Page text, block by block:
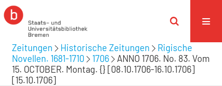
Zeitungen Historische Zeitungen
Rigische
Novellen. 1681-1710
1706
ANNO 1706. No. 83. Vom
15. OCTOBER. Montag. {} [08.10.1706-16.10.1706]
[15.10.1706]